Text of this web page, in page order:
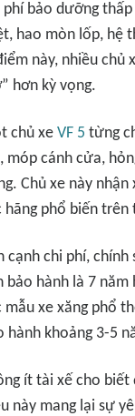
phí bảo dưỡng
hao mòn lốp, hệ
này, nhiều chủ
hơn kỳ vọng.
chủ xe VF 5 từng
móp cánh cửa,
Chủ xe này nhận
hãng phổ biến
cạnh chi phí,
bảo hành là 7
mẫu xe xăng phổ
hành khoảng 3-5
ít tài xế cho
này mang lại sự